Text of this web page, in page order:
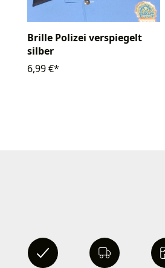
Brille Polizei verspiegelt
silber
6,99 €*